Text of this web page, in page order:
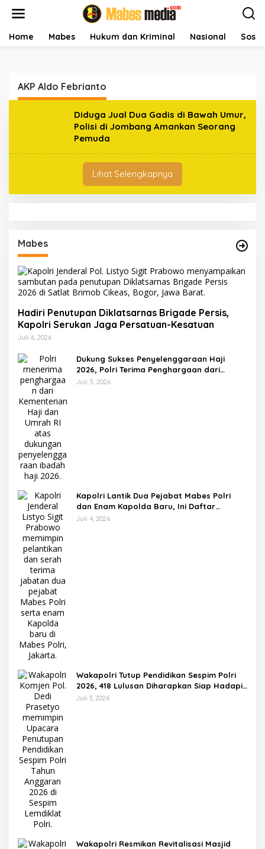
Home Mabes Hukum dan Kriminal Nasional
AKP Aldo Febrianto
Diduga Jual Dua Gadis di Bawah Umur,
Polisi di Jombang Amankan Seorang
Pemuda
Lihat Selengkapnya
Mabes
Hadiri Penutupan Diklatsarnas Brigade Persis,
Kapolri Serukan Jaga Persatuan-Kesatuan
Juli 6, 2026
Dukung Sukses Penyelenggaraan Haji
2026, Polri Terima Penghargaan dari
Kemenhaj dan Umrah
Juli 5, 2026
Kapolri Lantik Dua Pejabat Mabes Polri
dan Enam Kapolda Baru, Ini Daftar
Lengkapnya
Juli 4, 2026
Wakapolri Tutup Pendidikan Sespim Polri
2026, 418 Lulusan Diharapkan Siap Hadapi
Tantangan Era Digital
Juli 3, 2026
Wakapolri Resmikan Revitalisasi Masjid